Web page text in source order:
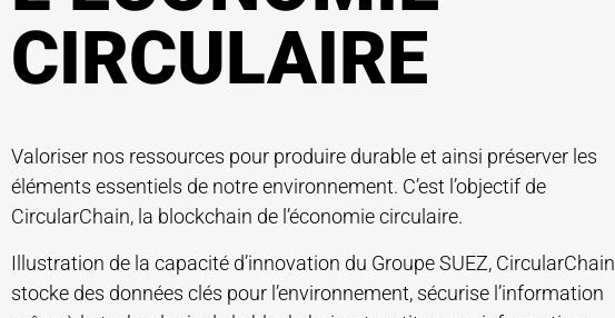
CIRCULAIRE
Valoriser nos ressources pour produire durable et ainsi préserver les
éléments essentiels de notre environnement. C’est l’objectif de
CircularChain, la blockchain de l’économie circulaire.
Illustration de la capacité d’innovation du Groupe SUEZ, CircularChain
stocke des données clés pour l’environnement, sécurise l’information